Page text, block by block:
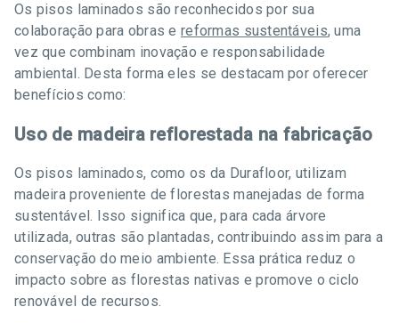
Os pisos laminados são reconhecidos por sua
colaboração para obras e reformas sustentáveis, uma
vez que combinam inovação e responsabilidade
ambiental. Desta forma eles se destacam por oferecer
benefícios como:
Uso de madeira reflorestada na fabricação
Os pisos laminados, como os da Durafloor, utilizam
madeira proveniente de florestas manejadas de forma
sustentável. Isso significa que, para cada árvore
utilizada, outras são plantadas, contribuindo assim para a
conservação do meio ambiente. Essa prática reduz o
impacto sobre as florestas nativas e promove o ciclo
renovável de recursos.